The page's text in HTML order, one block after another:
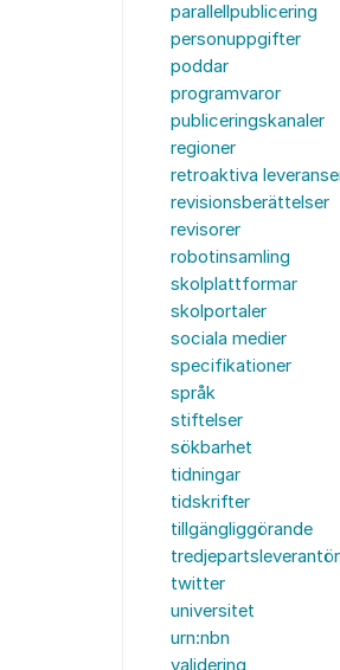
parallellpublicering
personuppgifter
poddar
programvaror
publiceringskanaler
regioner
retroaktiva
revisionsberättelser
revisorer
robotinsamling
skolplattformar
skolportaler
sociala medier
specifikationer
språk
stiftelser
sökbarhet
tidningar
tidskrifter
tillgängliggörande
twitter
universitet
urn:nbn
validering